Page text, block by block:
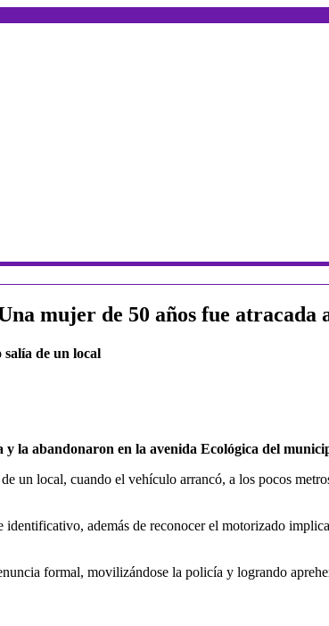
mujer de 50 años fue atracada
de un local
y la abandonaron en la avenida Ecológica del
un local, cuando el vehículo arrancó, a los pocos
además de reconocer el motorizado
formal, movilizándose la policía y logrando